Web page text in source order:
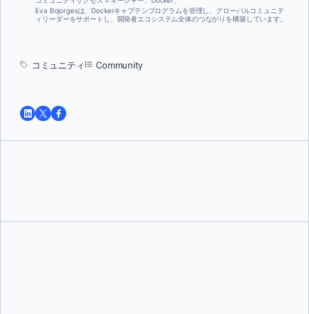
Eva Bojorgesは、Dockerキャプテンプログラムを管理し、グローバルコミュニテ
ィリーダーをサポートし、開発者エコシステム全体のつながりを構築しています。
コミュニティ Community